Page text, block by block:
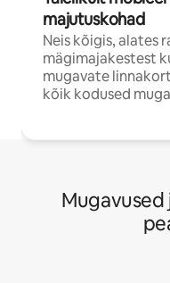
majutuskohad
Neis kõigis, alates
mägimajakestest
mugavate
kõik kodused
Mugavused